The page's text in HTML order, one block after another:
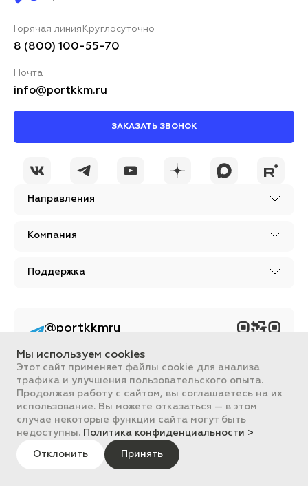
Направления
Компания
Поддержка
Горячая линия Круглосуточно
8 (800) 100-55-70
Почта
info@portkkm.ru
ЗАКАЗАТЬ ЗВОНОК
Вся информация, размещенная на сайте, носит ознакомительный
характер и не является публичной офертой, определяемой
положениями Статьи 437 ГК РФ.
Все цены на сайте указаны с НДС. ООО "ПОРТ" ИНН 2461018892,
ОГРН 1022401953496
ПОРТ 2011-2026
Политика обработки данных
@portkkmru
контент PORT - бизнес
портал
Мы используем cookies
Этот сайт применяет файлы cookie для анализа
трафика и улучшения пользовательского опыта.
Продолжая работу с сайтом, вы соглашаетесь на их
использование. Вы можете отказаться — в этом
случае некоторые функции сайта могут быть
недоступны. Политика конфиденциальности >
Отклонить Принять